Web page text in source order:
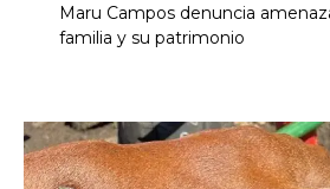
Maru Campos denuncia
familia y su patrimonio